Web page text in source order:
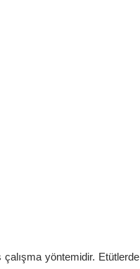
yöntemidir. Etütlerde